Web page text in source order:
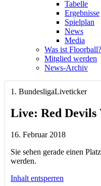
Tabelle
Ergebnisse
Spielplan
News
Media
Was ist Floorball?
Mitglied werden
News-Archiv
1. BundesligaLiveticker
Live: Red
16. Februar 2018
Sie sehen gerade einen
werden.
Inhalt entsperren